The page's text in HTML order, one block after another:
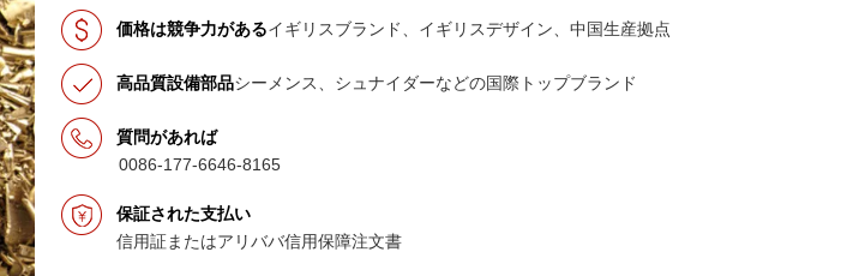
価格は競争力があるイギリスブランド、イギリスデザイン、中国生産拠点
高品質設備部品シーメンス、シュナイダーなどの国際トップブランド
質問があれば
0086-177-6646-8165
保証された支払い
信用証またはアリババ信用保障注文書